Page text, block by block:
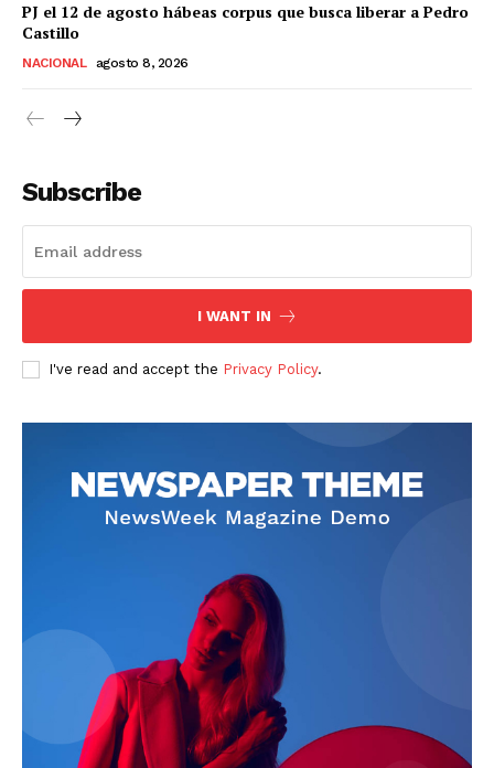
Nosotros
PJ el 12 de agosto hábeas corpus que busca liberar a Pedro
Castillo
NACIONAL agosto 8, 2026
Subscribe
I WANT IN
I've read and accept the Privacy Policy.